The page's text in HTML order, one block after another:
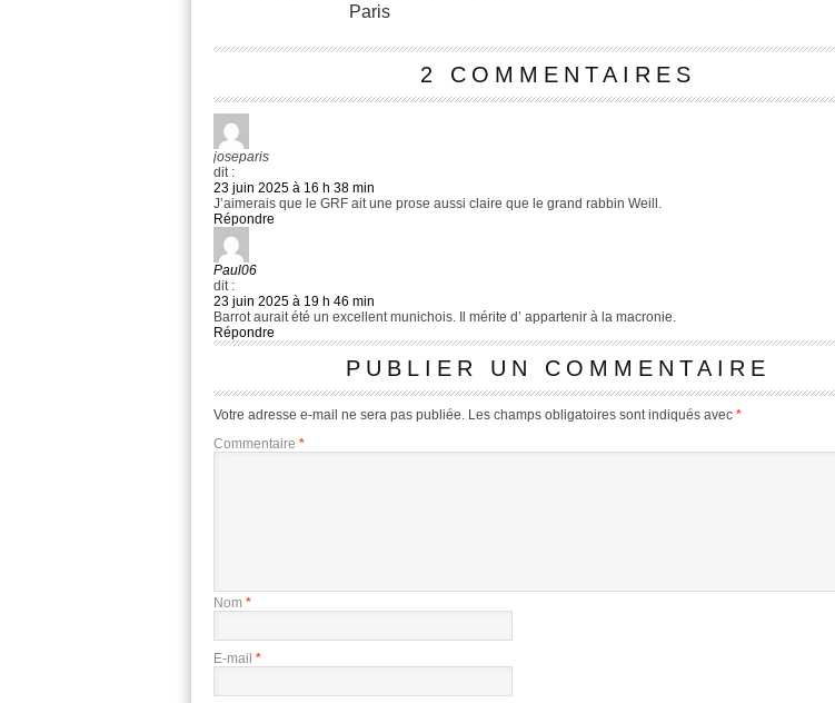
Paris
2 COMMENTAIRES
joseparis
dit :
23 juin 2025 à 16 h 38 min
J’aimerais que le GRF ait une prose aussi claire que le grand rabbin Weill.
Répondre
Paul06
dit :
23 juin 2025 à 19 h 46 min
Barrot aurait été un excellent munichois. Il mérite d’ appartenir à la macronie.
Répondre
PUBLIER UN COMMENTAIRE
Votre adresse e-mail ne sera pas publiée. Les champs obligatoires sont indiqués avec *
Commentaire *
Nom *
E-mail *